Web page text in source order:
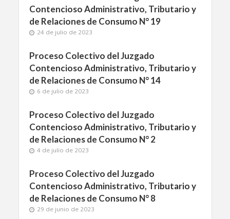
Contencioso Administrativo, Tributario y
de Relaciones de Consumo N° 19
24 de julio de 2023
Proceso Colectivo del Juzgado
Contencioso Administrativo, Tributario y
de Relaciones de Consumo N° 14
6 de julio de 2023
Proceso Colectivo del Juzgado
Contencioso Administrativo, Tributario y
de Relaciones de Consumo N° 2
4 de julio de 2023
Proceso Colectivo del Juzgado
Contencioso Administrativo, Tributario y
de Relaciones de Consumo N° 8
29 de junio de 2023